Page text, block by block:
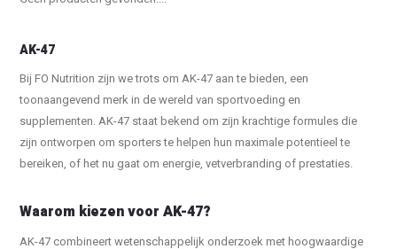
AK-47
Bij FO Nutrition zijn we trots om AK-47 aan te bieden, een
toonaangevend merk in de wereld van sportvoeding en
supplementen. AK-47 staat bekend om zijn krachtige formules die
zijn ontworpen om sporters te helpen hun maximale potentieel te
bereiken, of het nu gaat om energie, vetverbranding of prestaties.
Waarom kiezen voor AK-47?
AK-47 combineert wetenschappelijk onderzoek met hoogwaardige